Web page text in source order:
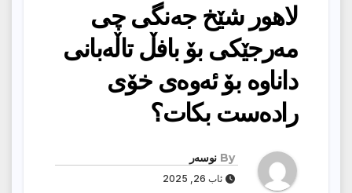
لاهور شێخ جەنگی چی
مەرجێکی بۆ بافڵ تاڵەبانی
داناوە بۆ ئەوەی خۆی
رادەست بکات؟
By نوسەر
ئاب 26, 2025